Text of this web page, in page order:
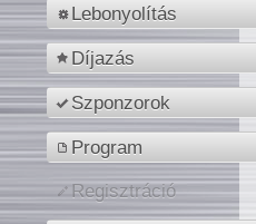
Lebonyolítás
Díjazás
Szponzorok
Program
Regisztráció